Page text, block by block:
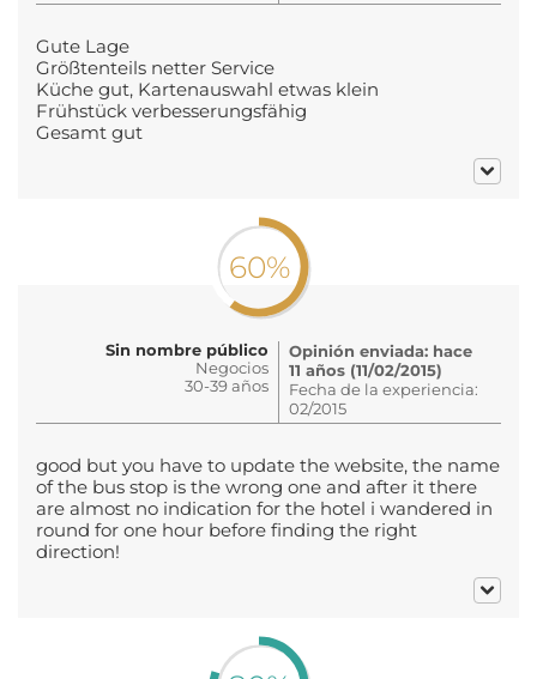
Gute Lage
Größtenteils netter Service
Küche gut, Kartenauswahl etwas klein
Frühstück verbesserungsfähig
Gesamt gut
60%
Sin nombre público
Negocios
30-39 años
Opinión enviada: hace
11 años (11/02/2015)
Fecha de la experiencia:
02/2015
good but you have to update the website, the name
of the bus stop is the wrong one and after it there
are almost no indication for the hotel i wandered in
round for one hour before finding the right
direction!